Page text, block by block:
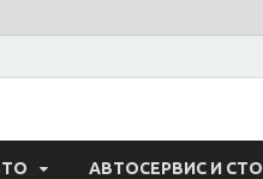
Авто
АВТОСЕРВИС И СТО